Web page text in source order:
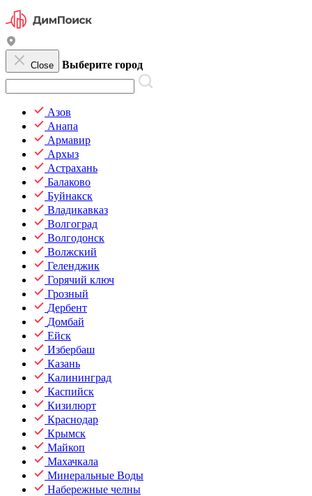
Close Выберите город
Азов
Анапа
Армавир
Архыз
Астрахань
Балаково
Буйнакск
Владикавказ
Волгоград
Волгодонск
Волжский
Геленджик
Горячий ключ
Грозный
Дербент
Домбай
Ейск
Избербаш
Казань
Калининград
Каспийск
Кизилюрт
Краснодар
Крымск
Майкоп
Махачкала
Минеральные Воды
Набережные челны